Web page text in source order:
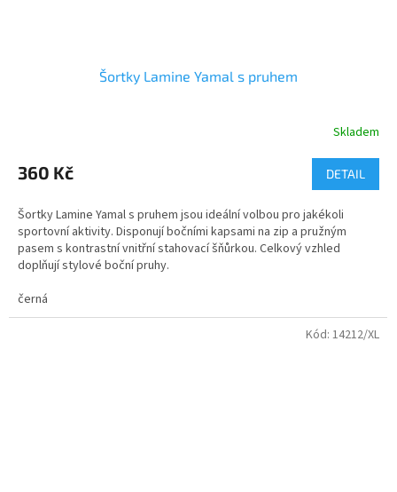
Šortky Lamine Yamal s pruhem
produktu
je
z
5
hvězdiček.
Skladem
360 Kč DETAIL
Šortky Lamine Yamal s pruhem jsou ideální volbou pro jakékoli
sportovní aktivity. Disponují bočními kapsami na zip a pružným
pasem s kontrastní vnitřní stahovací šňůrkou. Celkový vzhled
doplňují stylové boční pruhy.
Velikost
Minimální odběr:1 ks
černá
Kód: 14212/XL